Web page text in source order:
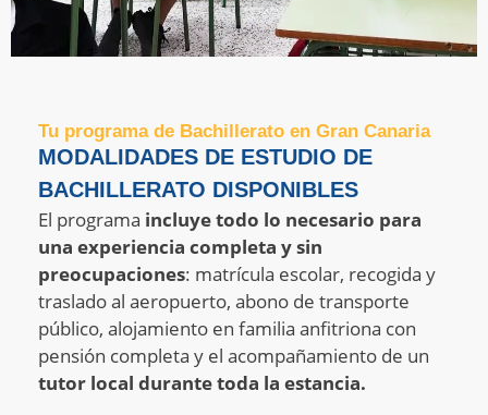
Tu programa de Bachillerato en Gran Canaria
MODALIDADES DE ESTUDIO DE
BACHILLERATO DISPONIBLES
El programa incluye todo lo necesario para
una experiencia completa y sin
preocupaciones: matrícula escolar, recogida y
traslado al aeropuerto, abono de transporte
público, alojamiento en familia anfitriona con
pensión completa y el acompañamiento de un
tutor local durante toda la estancia.